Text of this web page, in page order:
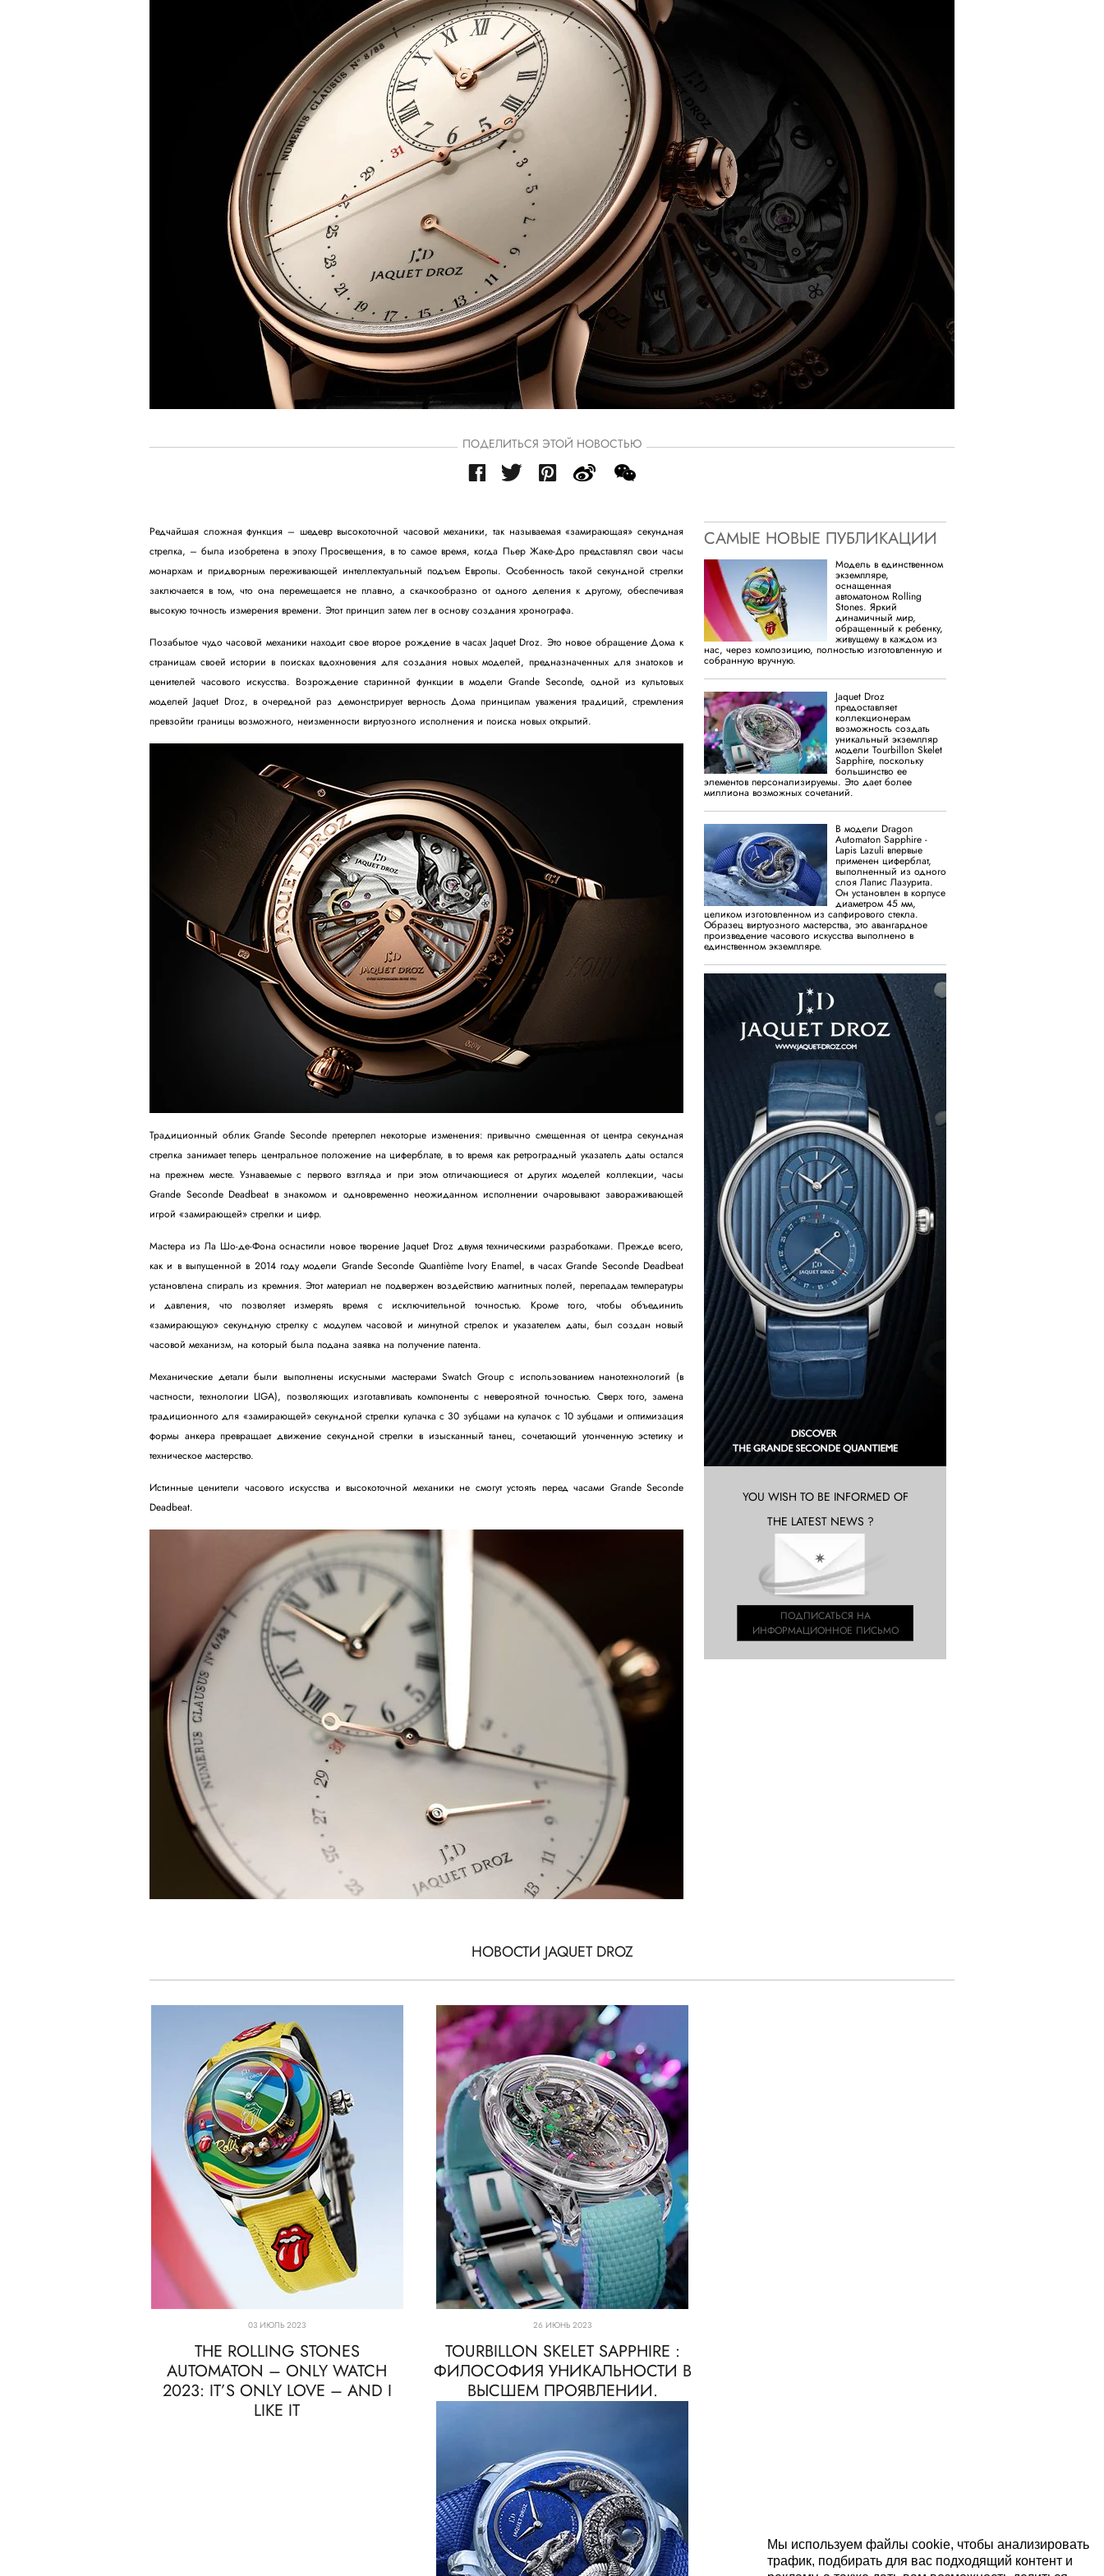
Мы используем файлы cookie, чтобы анализировать
трафик, подбирать для вас подходящий контент и
ПОДЕЛИТЬСЯ ЭТОЙ НОВОСТЬЮ
Редчайшая сложная функция – шедевр высокоточной часовой механики, так называемая «замирающая» секундная
стрелка, – была изобретена в эпоху Просвещения, в то самое время, когда Пьер Жаке-Дро представлял свои часы
монархам и придворным переживающей интеллектуальный подъем Европы. Особенность такой секундной стрелки
заключается в том, что она перемещается не плавно, а скачкообразно от одного деления к другому, обеспечивая
высокую точность измерения времени. Этот принцип затем лег в основу создания хронографа.
Позабытое чудо часовой механики находит свое второе рождение в часах Jaquet Droz. Это новое обращение Дома к
страницам своей истории в поисках вдохновения для создания новых моделей, предназначенных для знатоков и
ценителей часового искусства. Возрождение старинной функции в модели Grande Seconde, одной из культовых
моделей Jaquet Droz, в очередной раз демонстрирует верность Дома принципам уважения традиций, стремления
превзойти границы возможного, неизменности виртуозного исполнения и поиска новых открытий.
Традиционный облик Grande Seconde претерпел некоторые изменения: привычно смещенная от центра секундная
стрелка занимает теперь центральное положение на циферблате, в то время как ретроградный указатель даты остался
на прежнем месте. Узнаваемые с первого взгляда и при этом отличающиеся от других моделей коллекции, часы
Grande Seconde Deadbeat в знакомом и одновременно неожиданном исполнении очаровывают завораживающей
игрой «замирающей» стрелки и цифр.
Мастера из Ла Шо-де-Фона оснастили новое творение Jaquet Droz двумя техническими разработками. Прежде всего,
как и в выпущенной в 2014 году модели Grande Seconde Quantième Ivory Enamel, в часах Grande Seconde Deadbeat
установлена спираль из кремния. Этот материал не подвержен воздействию магнитных полей, перепадам температуры
и давления, что позволяет измерять время с исключительной точностью. Кроме того, чтобы объединить
«замирающую» секундную стрелку с модулем часовой и минутной стрелок и указателем даты, был создан новый
часовой механизм, на который была подана заявка на получение патента.
Механические детали были выполнены искусными мастерами Swatch Group с использованием нанотехнологий (в
частности, технологии LIGA), позволяющих изготавливать компоненты с невероятной точностью. Сверх того, замена
традиционного для «замирающей» секундной стрелки кулачка с 30 зубцами на кулачок с 10 зубцами и оптимизация
формы анкера превращает движение секундной стрелки в изысканный танец, сочетающий утонченную эстетику и
техническое мастерство.
Истинные ценители часового искусства и высокоточной механики не смогут устоять перед часами Grande Seconde
Deadbeat.
САМЫЕ НОВЫЕ ПУБЛИКАЦИИ
Модель в единственном
экземпляре,
оснащенная
автоматоном Rolling
Stones. Яркий
динамичный мир,
обращенный к ребенку,
живущему в каждом из
нас, через композицию, полностью изготовленную и
собранную вручную.
Jaquet Droz
предоставляет
коллекционерам
возможность создать
уникальный экземпляр
модели Tourbillon Skelet
Sapphire, поскольку
большинство ее
элементов персонализируемы. Это дает более
миллиона возможных сочетаний.
В модели Dragon
Automaton Sapphire -
Lapis Lazuli впервые
применен циферблат,
выполненный из одного
слоя Лапис Лазурита.
Он установлен в корпусе
диаметром 45 мм,
целиком изготовленном из сапфирового стекла.
Образец виртуозного мастерства, это авангардное
произведение часового искусства выполнено в
единственном экземпляре.
YOU WISH TO BE INFORMED OF
THE LATEST NEWS ?
ПОДПИСАТЬСЯ НА
ИНФОРМАЦИОННОЕ ПИСЬМО
НОВОСТИ JAQUET DROZ
03 ИЮЛЬ 2023
THE ROLLING STONES
AUTOMATON – ONLY WATCH
2023: IT’S ONLY LOVE – AND I
LIKE IT
26 ИЮНЬ 2023
TOURBILLON SKELET SAPPHIRE :
ФИЛОСОФИЯ УНИКАЛЬНОСТИ В
ВЫСШЕМ ПРОЯВЛЕНИИ.